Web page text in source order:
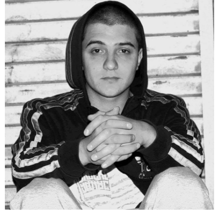
"ტრაგედიამდე ალექსანდრე გაბაშვილი ChatGPT-ის
აწვდის თავისი ელექტროშოკის ინფორმაციებს და
ეუბნება: გათიშავს თუ არა პიროვნებას, თან ეუბნება,
დაივიწყე, რაც გითხარი" - გიგა ავალიანის დედა
17:32 / 09-08-2026
კიდევ ერთ დაკარგულს ოჯახი 10 წელია ეძებს - რას
ამბობს 26 წლის ახალაგაზრდის დედა?